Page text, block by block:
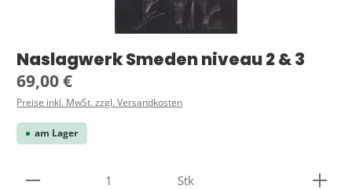
Naslagwerk Smeden niveau 2 & 3
Regulärer Preis:
69,00 €
Preise inkl. MwSt. zzgl. Versandkosten
am Lager
Produkt Anzahl: Gib den gewünschten Wert ein
Stk